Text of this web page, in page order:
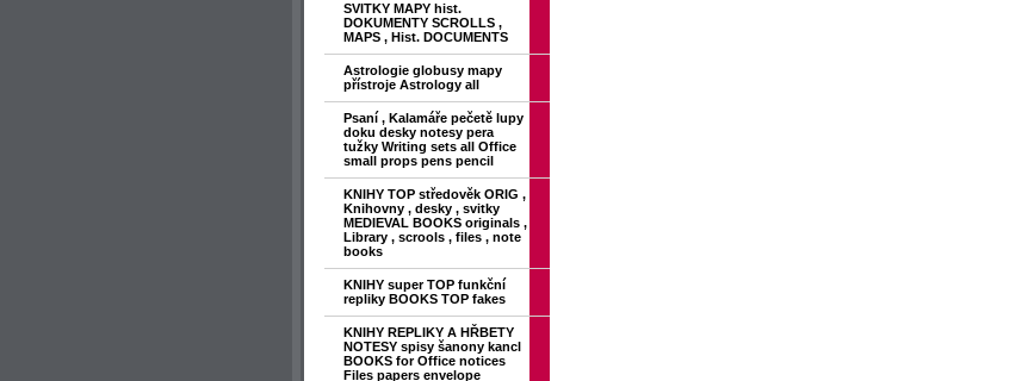
SVITKY MAPY hist.
DOKUMENTY SCROLLS ,
MAPS , Hist. DOCUMENTS
Astrologie globusy mapy
přístroje Astrology all
Psaní , Kalamáře pečetě lupy
doku desky notesy pera
tužky Writing sets all Office
small props pens pencil
KNIHY TOP středověk ORIG ,
Knihovny , desky , svitky
MEDIEVAL BOOKS originals ,
Library , scrools , files , note
books
KNIHY super TOP funkční
repliky BOOKS TOP fakes
KNIHY REPLIKY A HŘBETY
NOTESY spisy šanony kancl
BOOKS for Office notices
Files papers envelope